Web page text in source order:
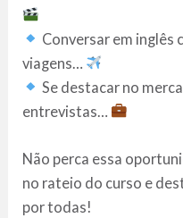
Conversar em inglês
viagens…
Se destacar no
entrevistas…
Não perca essa
no rateio do curso e
por todas!